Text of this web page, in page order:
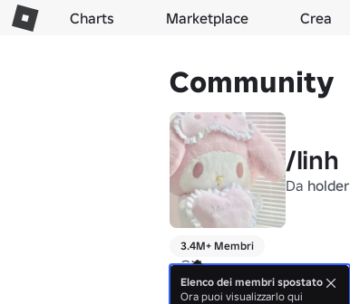
Charts Marketplace Crea
Community
/linh
Da holder
3.4M+ Membri
ᓚᘏᗢ
welcome to /linh ୨୧
Elenco dei membri spostato
Ora puoi visualizzarlo qui